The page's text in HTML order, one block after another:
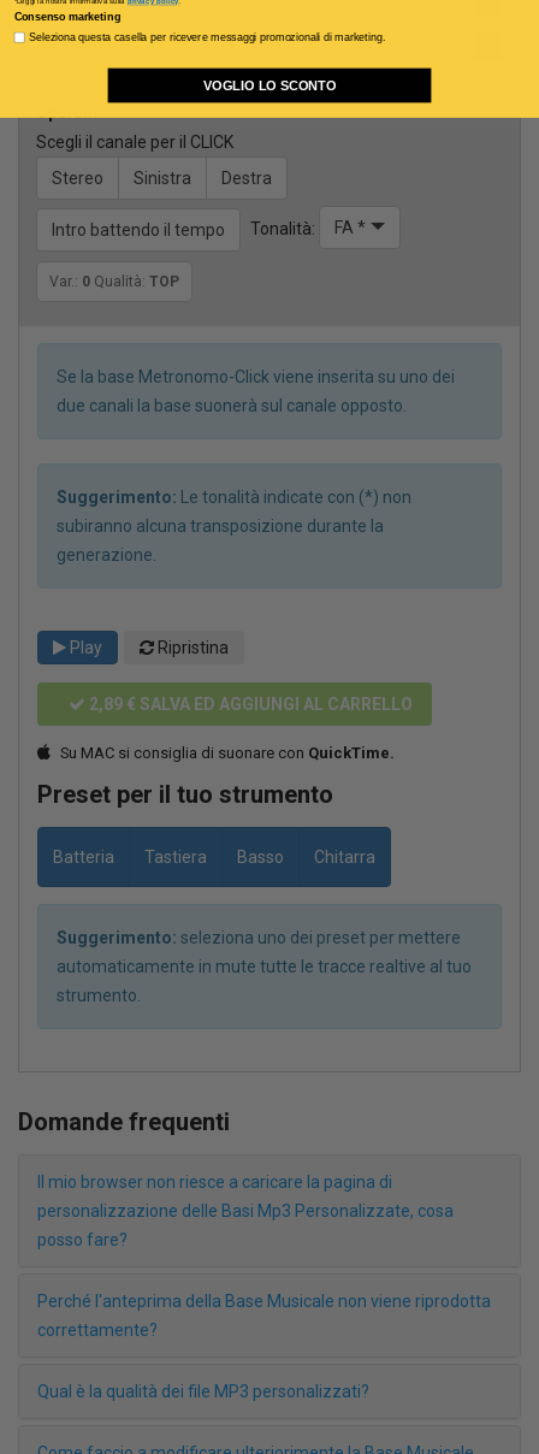
Melodia
Scegli il canale per il CLICK
Stereo
Sinistra Destra
Intro battendo il tempo Tonalità: FA *
Var.: 0 Qualità: TOP
Se la base Metronomo-Click viene inserita su uno dei
due canali la base suonerà sul canale opposto.
Suggerimento: Le tonalità indicate con (*) non
subiranno alcuna transposizione durante la
generazione.
Play Ripristina
2,89 € SALVA ED AGGIUNGI AL CARRELLO
Su MAC si consiglia di suonare con QuickTime.
Preset per il tuo strumento
Batteria Tastiera Basso Chitarra
Suggerimento: seleziona uno dei preset per mettere
automaticamente in mute tutte le tracce realtive al tuo
strumento.
Domande frequenti
Il mio browser non riesce a caricare la pagina di
personalizzazione delle Basi Mp3 Personalizzate, cosa
posso fare?
Perché l'anteprima della Base Musicale non viene riprodotta
correttamente?
Qual è la qualità dei file MP3 personalizzati?
Consenso marketing
Seleziona questa casella per ricevere messaggi promozionali di marketing.
VOGLIO LO SCONTO